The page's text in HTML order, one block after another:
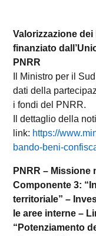
Valorizzazione
finanziato
PNRR
Il Ministro per il
dati della
i fondi del PNRR.
Il dettaglio della
link: https://
bando-beni-
PNRR – Missione
Componente 3:
territoriale” –
le aree interne –
“Potenziamento